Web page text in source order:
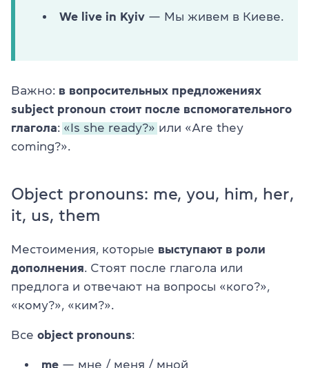
We live in Kyiv — Мы живем в Киеве.
Важно: в вопросительных предложениях
subject pronoun стоит после вспомогательного
глагола: «Is she ready?» или «Are they
coming?».
Object pronouns: me, you, him, her,
it, us, them
Местоимения, которые выступают в роли
дополнения . Стоят после глагола или
предлога и отвечают на вопросы «кого?»,
«кому?», «ким?».
Все object pronouns:
me — мне / меня / мной